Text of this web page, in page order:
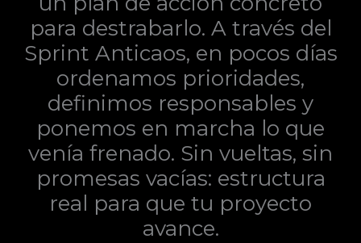
para destrabarlo. A través del
Sprint Anticaos, en pocos días
ordenamos prioridades,
definimos responsables y
ponemos en marcha lo que
venía frenado. Sin vueltas, sin
promesas vacías: estructura
real para que tu proyecto
avance.